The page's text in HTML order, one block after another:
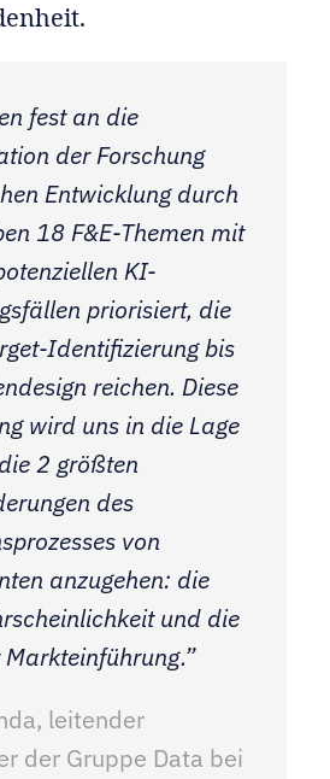
fest an die
der Forschung
Entwicklung durch
18 F&E-Themen mit
KI-
priorisiert, die
Identifizierung bis
reichen. Diese
wird uns in die Lage
2 größten
des
von
anzugehen: die
und die
leitender
der Gruppe Data bei